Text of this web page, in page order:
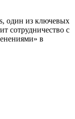
один из ключевых
сотрудничество с
в